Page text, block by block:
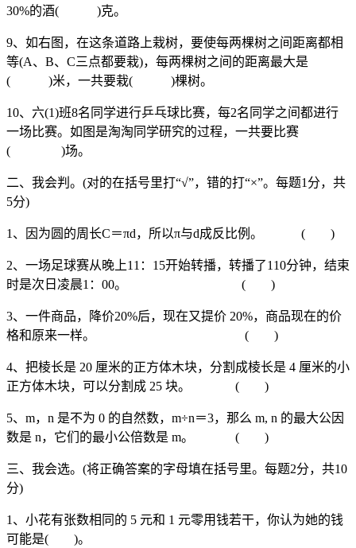
30%的酒( )克。
9、如右图，在这条道路上栽树，要使每两棵树之间距离都相
等(A、B、C三点都要栽)，每两棵树之间的距离最大是
( )米，一共要栽( )棵树。
10、六(1)班8名同学进行乒乓球比赛，每2名同学之间都进行
一场比赛。如图是淘淘同学研究的过程，一共要比赛
( )场。
二、我会判。(对的在括号里打“√”，错的打“×”。每题1分，共
5分)
1、因为圆的周长C＝πd，所以π与d成反比例。 ( )
2、一场足球赛从晚上11：15开始转播，转播了110分钟，结束
时是次日凌晨1：00。 ( )
3、一件商品，降价20%后，现在又提价 20%，商品现在的价
格和原来一样。 ( )
4、把棱长是 20 厘米的正方体木块，分割成棱长是 4 厘米的小
正方体木块，可以分割成 25 块。 ( )
5、m，n 是不为 0 的自然数，m÷n＝3，那么 m, n 的最大公因
数是 n，它们的最小公倍数是 m。 ( )
三、我会选。(将正确答案的字母填在括号里。每题2分，共10
分)
1、小花有张数相同的 5 元和 1 元零用钱若干，你认为她的钱
可能是( )。